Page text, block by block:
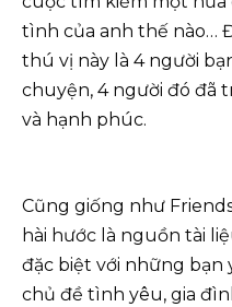
tình của anh thế nào…
thú vị này là 4 người
chuyện, 4 người đó đã
và hạnh phúc.
Cũng giống như
hài hước là nguồn tài
đặc biệt với những
chủ đề tình yêu, gia